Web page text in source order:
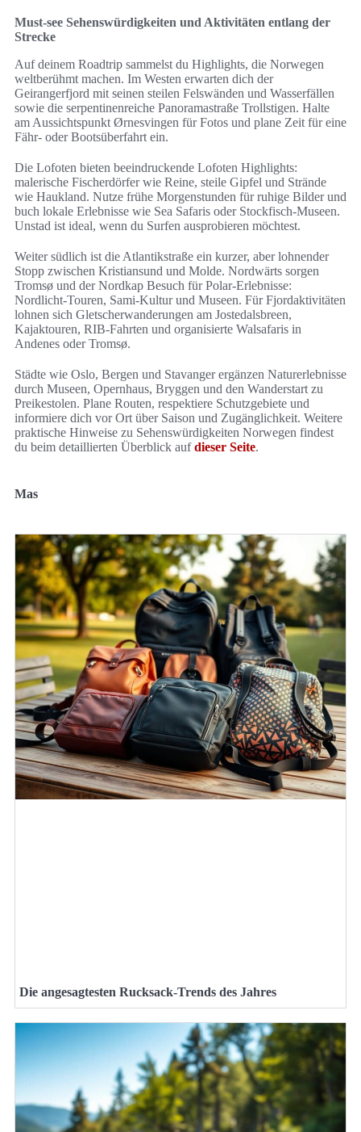
Must-see Sehenswürdigkeiten und Aktivitäten entlang der
Strecke
Auf deinem Roadtrip sammelst du Highlights, die Norwegen
weltberühmt machen. Im Westen erwarten dich der
Geirangerfjord mit seinen steilen Felswänden und Wasserfällen
sowie die serpentinenreiche Panoramastraße Trollstigen. Halte
am Aussichtspunkt Ørnesvingen für Fotos und plane Zeit für eine
Fähr- oder Bootsüberfahrt ein.
Die Lofoten bieten beeindruckende Lofoten Highlights:
malerische Fischerdörfer wie Reine, steile Gipfel und Strände
wie Haukland. Nutze frühe Morgenstunden für ruhige Bilder und
buch lokale Erlebnisse wie Sea Safaris oder Stockfisch-Museen.
Unstad ist ideal, wenn du Surfen ausprobieren möchtest.
Weiter südlich ist die Atlantikstraße ein kurzer, aber lohnender
Stopp zwischen Kristiansund und Molde. Nordwärts sorgen
Tromsø und der Nordkap Besuch für Polar-Erlebnisse:
Nordlicht-Touren, Sami-Kultur und Museen. Für Fjordaktivitäten
lohnen sich Gletscherwanderungen am Jostedalsbreen,
Kajaktouren, RIB-Fahrten und organisierte Walsafaris in
Andenes oder Tromsø.
Städte wie Oslo, Bergen und Stavanger ergänzen Naturerlebnisse
durch Museen, Opernhaus, Bryggen und den Wanderstart zu
Preikestolen. Plane Routen, respektiere Schutzgebiete und
informiere dich vor Ort über Saison und Zugänglichkeit. Weitere
praktische Hinweise zu Sehenswürdigkeiten Norwegen findest
du beim detaillierten Überblick aufdieser Seite.
Mas
Die angesagtesten Rucksack-Trends des Jahres